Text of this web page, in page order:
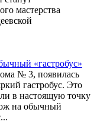
мастерства
«гастробус»
№ 3, появилась
гастробус. Это
в настоящую точку
на обычный